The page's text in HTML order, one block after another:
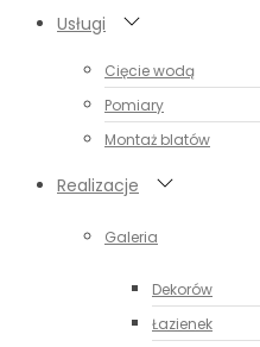
Usługi
Cięcie wodą
Pomiary
Montaż blatów
Realizacje
Galeria
Dekorów
Łazienek